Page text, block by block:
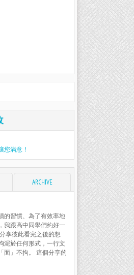
您滿意！
ARCHIVE
的習慣、為了有效率地
我跟高中同學們約好一
享彼此看完之後的想
泥於任何形式，一行文
面」不拘。 這個分享的